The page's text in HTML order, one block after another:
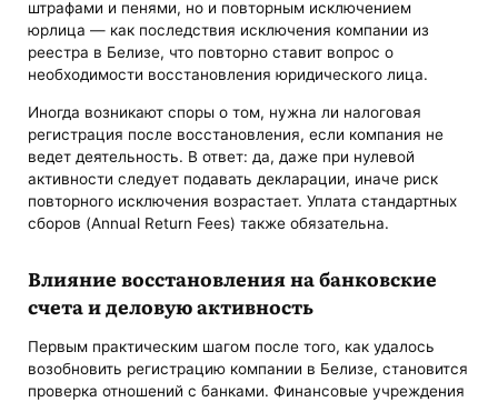
штрафами и пенями, но и повторным исключением
юрлица — как последствия исключения компании из
реестра в Белизе, что повторно ставит вопрос о
необходимости восстановления юридического лица.
Иногда возникают споры о том, нужна ли налоговая
регистрация после восстановления, если компания не
ведет деятельность. В ответ: да, даже при нулевой
активности следует подавать декларации, иначе риск
повторного исключения возрастает. Уплата стандартных
сборов (Annual Return Fees) также обязательна.
Влияние восстановления на банковские
счета и деловую активность
Первым практическим шагом после того, как удалось
возобновить регистрацию компании в Белизе, становится
проверка отношений с банками. Финансовые учреждения